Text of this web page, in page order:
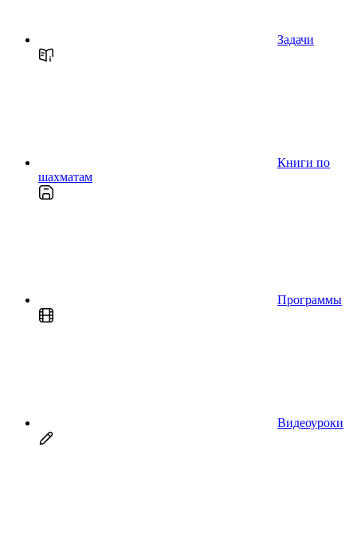
Задачи
Книги по
шахматам
Программы
Видеоуроки